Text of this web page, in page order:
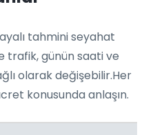
tahmini seyahat
trafik, günün saati ve
olarak değişebilir.Her
konusunda anlaşın.